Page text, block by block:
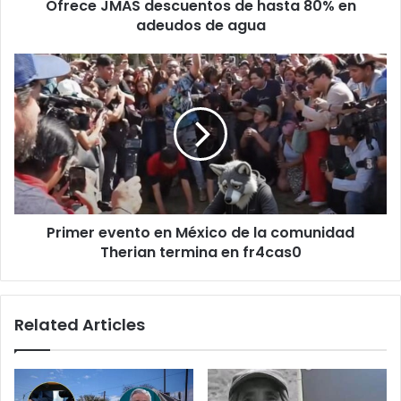
Ofrece JMAS descuentos de hasta 80% en
adeudos de agua
Primer
evento
en
México
de
la
comunidad
Therian
termina
Primer evento en México de la comunidad
Therian termina en fr4cas0
Related Articles